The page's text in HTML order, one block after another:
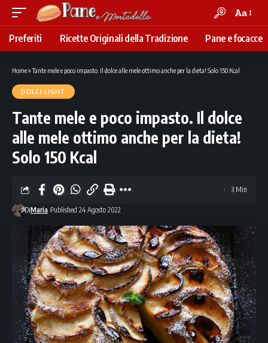
Font
Resizer
Aa
Preferiti Ricette Originali della Tradizione Pane e focacce
Home»Tante mele e poco impasto. Il dolce alle mele ottimo anche per la dieta! Solo 150 Kcal
DOLCI LIGHT
Tante mele e poco impasto. Il dolce
alle mele ottimo anche per la dieta!
Solo 150 Kcal
DiMaria Published 24 Agosto 2022
3 Min